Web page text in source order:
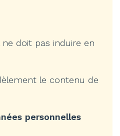
ne doit pas induire en
le contenu de
personnelles